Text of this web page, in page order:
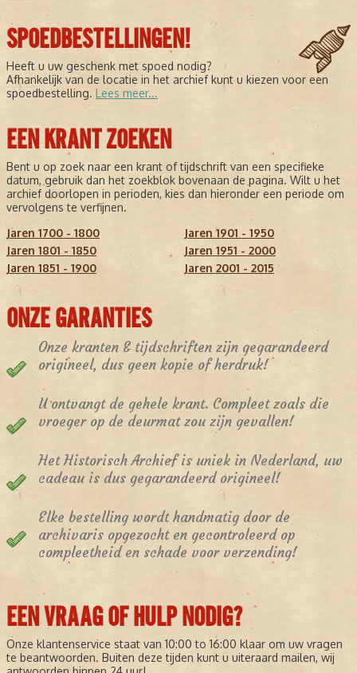
SPOEDBESTELLINGEN!
Heeft u uw geschenk met spoed nodig?
Afhankelijk van de locatie in het archief kunt u kiezen voor een
spoedbestelling. Lees meer...
EEN KRANT ZOEKEN
Bent u op zoek naar een krant of tijdschrift van een specifieke
datum, gebruik dan het zoekblok bovenaan de pagina. Wilt u het
archief doorlopen in perioden, kies dan hieronder een periode om
vervolgens te verfijnen.
Jaren 1700 - 1800
Jaren 1801 - 1850
Jaren 1851 - 1900
Jaren 1901 - 1950
Jaren 1951 - 2000
Jaren 2001 - 2015
ONZE GARANTIES
Onze kranten & tijdschriften zijn gegarandeerd
origineel, dus geen kopie of herdruk!
U ontvangt de gehele krant. Compleet zoals die
vroeger op de deurmat zou zijn gevallen!
Het Historisch Archief is uniek in Nederland, uw
cadeau is dus gegarandeerd origineel!
Elke bestelling wordt handmatig door de
archivaris opgezocht en gecontroleerd op
compleetheid en schade voor verzending!
EEN VRAAG OF HULP NODIG?
Onze klantenservice staat van 10:00 to 16:00 klaar om uw vragen
te beantwoorden. Buiten deze tijden kunt u uiteraard mailen, wij